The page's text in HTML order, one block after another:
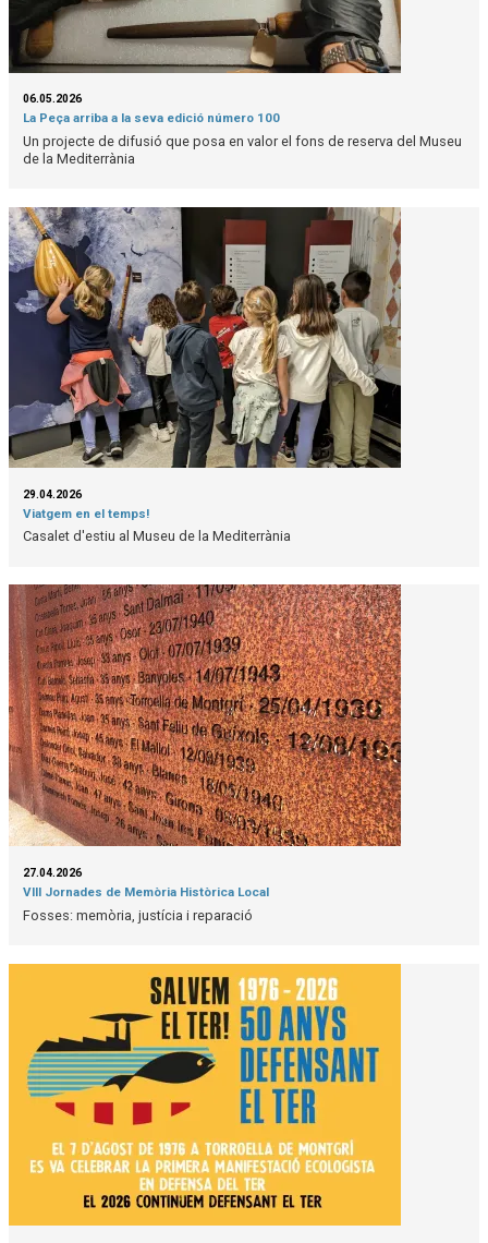
06.05.2026
La Peça arriba a la seva edició número 100
Un projecte de difusió que posa en valor el fons de reserva del Museu
de la Mediterrània
29.04.2026
Viatgem en el temps!
Casalet d'estiu al Museu de la Mediterrània
27.04.2026
VIII Jornades de Memòria Històrica Local
Fosses: memòria, justícia i reparació